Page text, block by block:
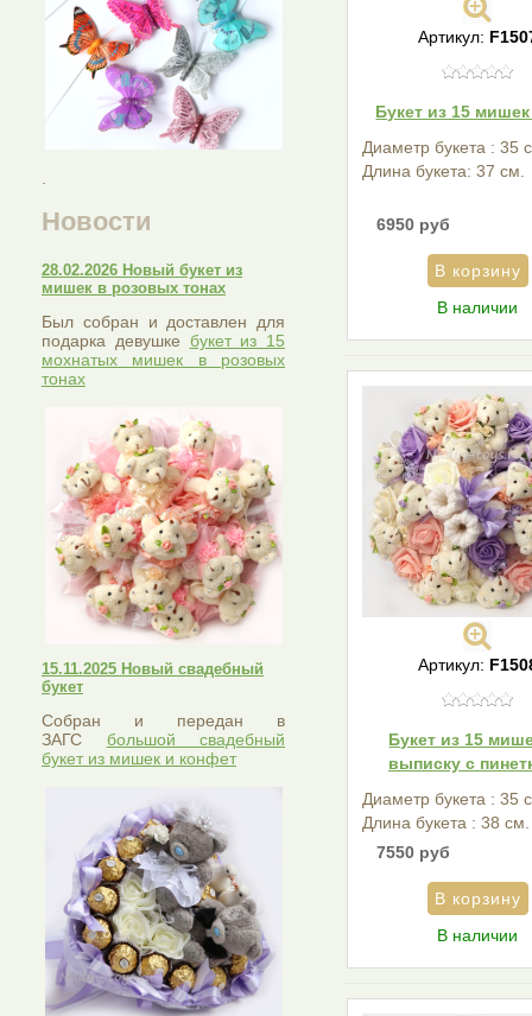
Новости
28.02.2026 Новый букет из
мишек в розовых тонах
Был собран и доставлен для
подарка девушке букет из 15
мохнатых мишек в розовых
тонах
15.11.2025 Новый свадебный
букет
Собран и передан в
ЗАГС большой свадебный
букет из мишек и конфет
Артикул:
Букет из 15
Диаметр букета : 35
Длина букета: 37 см.
6950 руб
В наличии
Артикул:
Букет из 15
выписку с
Диаметр букета : 35
Длина букета : 38 см.
7550 руб
В наличии